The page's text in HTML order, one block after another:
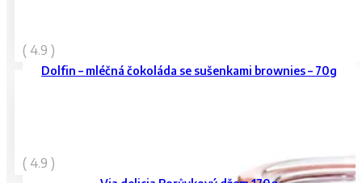
( 4.9 )
Dolfin – mléčná čokoláda se sušenkami brownies – 70g
109 Kč
( 4.9 )
129 Kč